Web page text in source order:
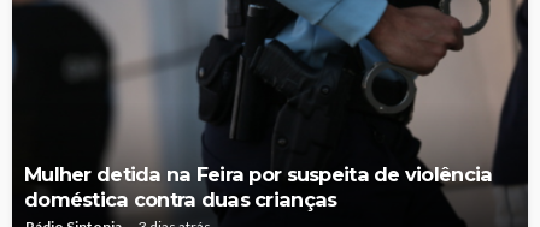
Mulher detida na Feira por suspeita de violência
doméstica contra duas crianças